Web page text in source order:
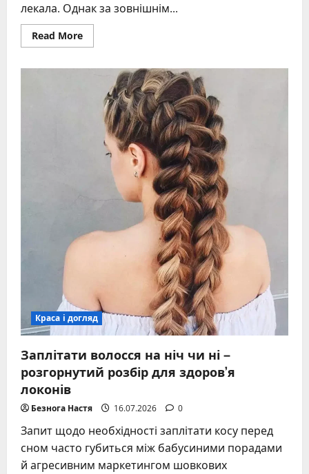
лекала. Однак за зовнішнім...
Read MoreRead
more
класифікація
особливості
Краса і догляд
Заплітати волосся на ніч чи ні –
розгорнутий розбір для здоров’я
локонів
Безнога Настя 16.07.2026 0
Запит щодо необхідності заплітати косу перед
сном часто губиться між бабусиними порадами
й агресивним маркетингом шовкових